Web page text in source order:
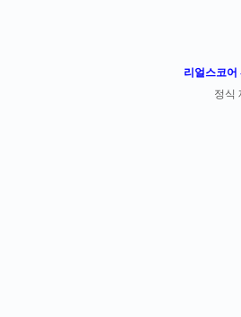
리얼스코어
정식